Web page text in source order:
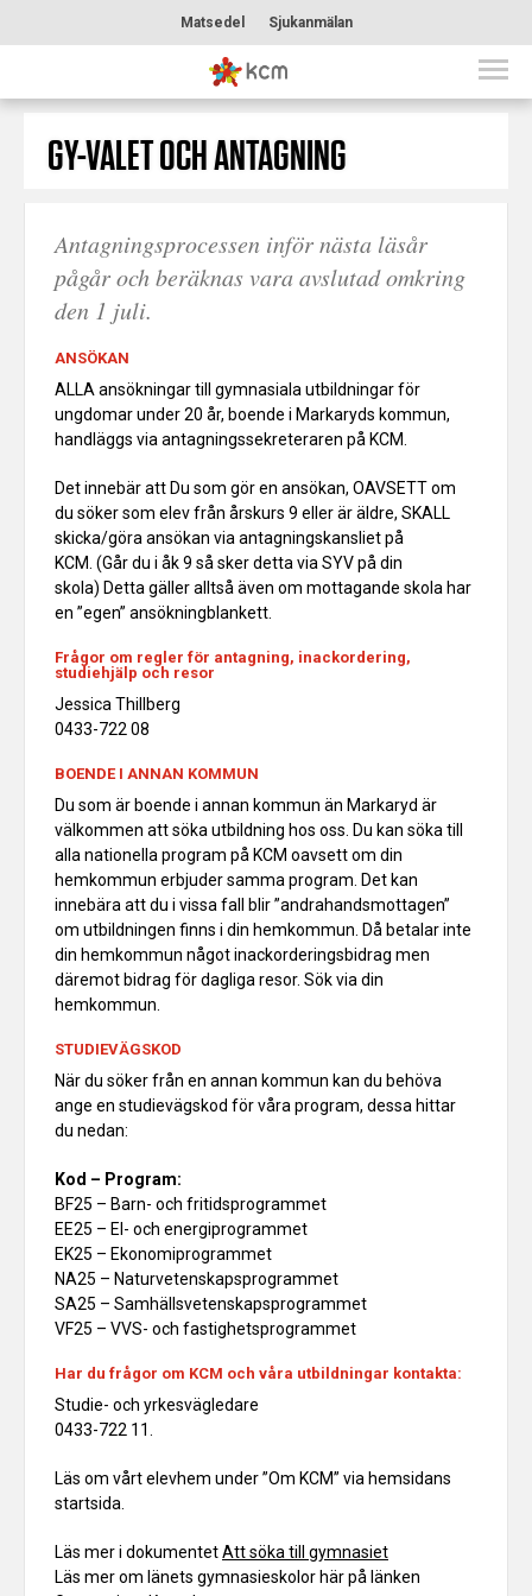
Matsedel Sjukanmälan
GY-VALET OCH ANTAGNING
Antagningsprocessen inför nästa läsår
pågår och beräknas vara avslutad omkring
den 1 juli.
ANSÖKAN
ALLA ansökningar till gymnasiala utbildningar för
ungdomar under 20 år, boende i Markaryds kommun,
handläggs via antagningssekreteraren på KCM.
Det innebär att Du som gör en ansökan, OAVSETT om
du söker som elev från årskurs 9 eller är äldre, SKALL
skicka/göra ansökan via antagningskansliet på
KCM. (Går du i åk 9 så sker detta via SYV på din
skola) Detta gäller alltså även om mottagande skola har
en ”egen” ansökningblankett.
Frågor om regler för antagning, inackordering,
studiehjälp och resor
Jessica Thillberg
0433-722 08
BOENDE I ANNAN KOMMUN
Du som är boende i annan kommun än Markaryd är
välkommen att söka utbildning hos oss. Du kan söka till
alla nationella program på KCM oavsett om din
hemkommun erbjuder samma program. Det kan
innebära att du i vissa fall blir ”andrahandsmottagen”
om utbildningen finns i din hemkommun. Då betalar inte
din hemkommun något inackorderingsbidrag men
däremot bidrag för dagliga resor. Sök via din
hemkommun.
STUDIEVÄGSKOD
När du söker från en annan kommun kan du behöva
ange en studievägskod för våra program, dessa hittar
du nedan:
Kod – Program:
BF25 – Barn- och fritidsprogrammet
EE25 – El- och energiprogrammet
EK25 – Ekonomiprogrammet
NA25 – Naturvetenskapsprogrammet
SA25 – Samhällsvetenskapsprogrammet
VF25 – VVS- och fastighetsprogrammet
Har du frågor om KCM och våra utbildningar kontakta:
Studie- och yrkesvägledare
0433-722 11.
Läs om vårt elevhem under ”Om KCM” via hemsidans
startsida.
Läs mer i dokumentetAtt söka till gymnasiet
Läs mer om länets gymnasieskolor här på länken